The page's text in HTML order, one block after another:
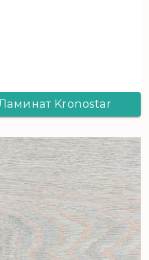
Kronostar